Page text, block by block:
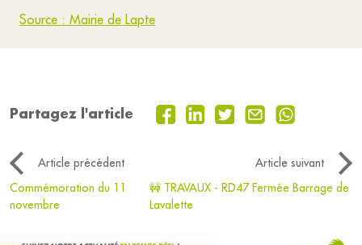
Source : Mairie de Lapte
Partagez l'article
Article précédent
Article suivant
Commémoration du 11
novembre
🚧 TRAVAUX - RD47 Fermée Barrage de
Lavalette